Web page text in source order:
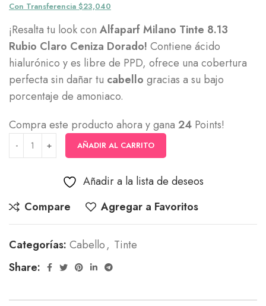
Con Transferencia $23,040
¡Resalta tu look con Alfaparf Milano Tinte 8.13
Rubio Claro Ceniza Dorado! Contiene ácido
hialurónico y es libre de PPD, ofrece una cobertura
perfecta sin dañar tu cabello gracias a su bajo
porcentaje de amoniaco.
Compra este producto ahora y gana 24 Points!
AÑADIR AL CARRITO
Añadir a la lista de deseos
Compare
Agregar a Favoritos
Categorías: Cabello, Tinte
Share: